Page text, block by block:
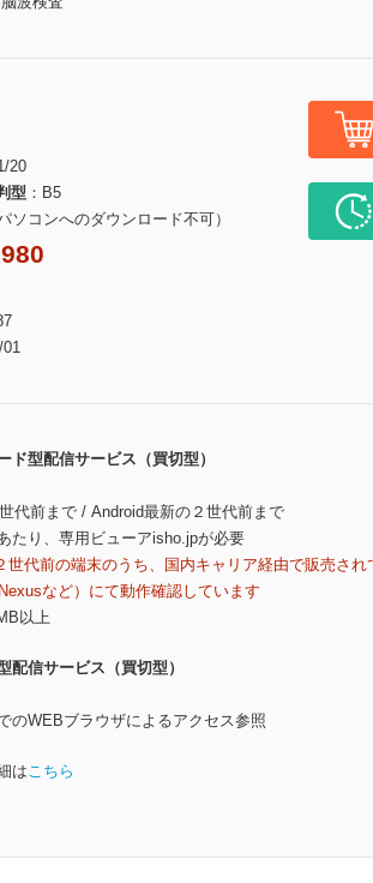
20
型
B5
ソコンへのダウンロード不可）
01
ド型配信サービス（買切型）
代前まで / Android最新の２世代前まで
たり、専用ビューアisho.jpが必要
代前の端末のうち、国内キャリア経由で販売され
など）にて動作確認しています
以上
配信サービス（買切型）
のWEBブラウザによるアクセス参照
はこちら